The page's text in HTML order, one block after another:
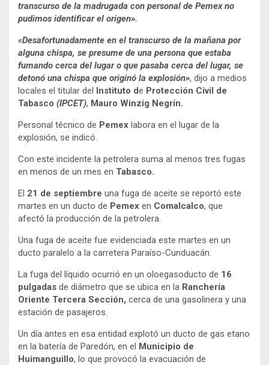
transcurso de la madrugada con personal de Pemex no
pudimos identificar el origen».
«Desafortunadamente en el transcurso de la mañana por
alguna chispa, se presume de una persona que estaba
fumando cerca del lugar o que pasaba cerca del lugar, se
detonó una chispa que originó la explosión», dijo a medios
locales el titular del Instituto de Protección Civil de
Tabasco (IPCET), Mauro Winzig Negrín.
Personal técnico de Pemex labora en el lugar de la
explosión, se indicó.
Con este incidente la petrolera suma al menos tres fugas
en menos de un mes en Tabasco.
El 21 de septiembre una fuga de aceite se reportó este
martes en un ducto de Pemex en Comalcalco, que
afectó la producción de la petrolera.
Una fuga de aceite fue evidenciada este martes en un
ducto paralelo a la carretera Paraíso-Cunduacán.
La fuga del líquido ocurrió en un oloegasoducto de 16
pulgadas de diámetro que se ubica en la Ranchería
Oriente Tercera Sección, cerca de una gasolinera y una
estación de pasajeros.
Un día antes en esa entidad explotó un ducto de gas etano
en la batería de Paredón, en el Municipio de
Huimanguillo, lo que provocó la evacuación de